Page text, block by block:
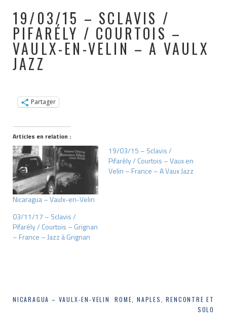
19/03/15 – SCLAVIS /
PIFARÉLY / COURTOIS –
VAULX-EN-VELIN – A VAULX
JAZZ
Partager
Articles en relation :
Nicaragua – Vaulx-en-Velin
19/03/15 – Sclavis /
Pifarély / Courtois – Vaux en
Velin – France – A Vaux Jazz
03/11/17 – Sclavis /
Pifarély / Courtois – Grignan
– France – Jazz à Grignan
Navigation
NICARAGUA – VAULX-EN-VELIN
ROME, NAPLES, RENCONTRE ET
SOLO